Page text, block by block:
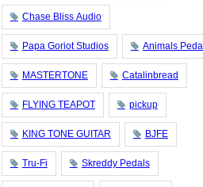
Chase Bliss Audio
Papa Goriot Studios Animals Pedal
MASTERTONE Catalinbread
FLYING TEAPOT pickup
KING TONE GUITAR BJFE
Tru-Fi Skreddy Pedals